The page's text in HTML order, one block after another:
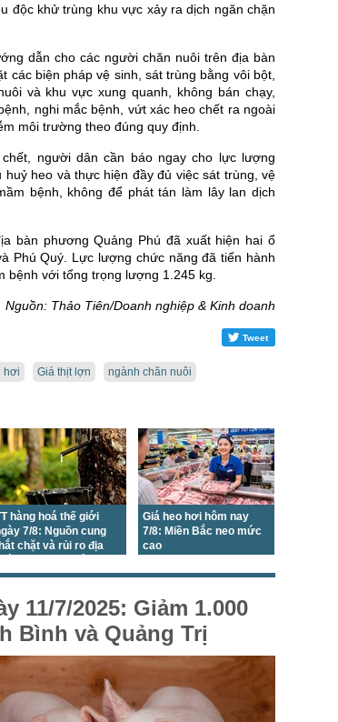
độc khử trùng khu vực xảy ra dịch ngăn chặn
dẫn cho các người chăn nuôi trên địa bàn
các biện pháp vệ sinh, sát trùng bằng vôi bột,
và khu vực xung quanh, không bán chạy,
nghi mắc bệnh, vứt xác heo chết ra ngoài
môi trường theo đúng quy định.
người dân cần báo ngay cho lực lượng
heo và thực hiện đầy đủ việc sát trùng, vệ
bệnh, không để phát tán làm lây lan dịch
bàn phương Quảng Phú đã xuất hiện hai ổ
Phú Quý. Lực lượng chức năng đã tiến hành
bệnh với tổng trọng lượng 1.245 kg.
Nguồn: Thảo Tiên/Doanh nghiệp & Kinh doanh
Tweet
hơi Giá thịt lợn ngành chăn nuôi
hàng hoá thế giới
7/8: Nguồn cung
chặt và rủi ro địa
cho giá
Giá heo hơi hôm nay
7/8: Miền Bắc neo mức
cao
11/7/2025: Giảm 1.000
Bình và Quảng Trị